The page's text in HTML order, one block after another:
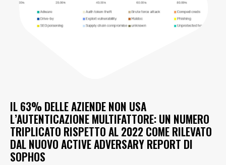
IL 63% DELLE AZIENDE NON USA
L’AUTENTICAZIONE MULTIFATTORE: UN NUMERO
TRIPLICATO RISPETTO AL 2022 COME RILEVATO
DAL NUOVO ACTIVE ADVERSARY REPORT DI
SOPHOS